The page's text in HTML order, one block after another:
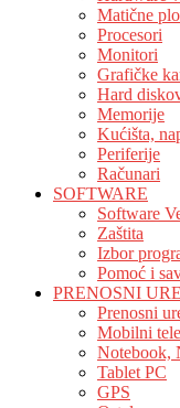
Matične
Procesori
Monitori
Grafičke
Hard
Memorije
Kućišta,
Periferije
Računari
SOFTWARE
Software
Zaštita
Izbor
Pomoć i
PRENOSNI
Prenosni
Mobilni
Notebook,
Tablet PC
GPS